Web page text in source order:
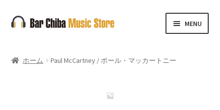
ナ
ビ
ー
コ
ン
ン
MENU
ホーム Paul McCartney / ポール・マッカートニー